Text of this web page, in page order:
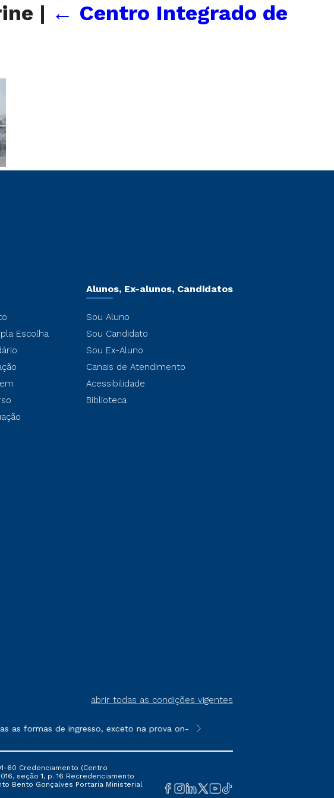
| ← Centro Integrado de
Escolha
Alunos, Ex-alunos, Candidatos
Sou Aluno
Sou Candidato
Sou Ex-Aluno
Canais de Atendimento
Acessibilidade
Biblioteca
abrir todas as condições vigentes
formas de ingresso, exceto na prova on-line ou agendada, que ofertam
**Semipresencial é um formato do
60 Credenciamento (Centro
seção 1, p. 16 Recredenciamento
Bento Gonçalves Portaria Ministerial